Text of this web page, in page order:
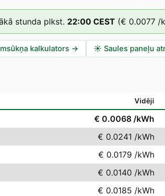
stunda plkst. 22:00 CEST (€ 0.0077 /
kalkulators → ☀️ Saules paneļu
Vidēji
€ 0.0068 /kWh
€ 0.0241 /kWh
€ 0.0179 /kWh
€ 0.0140 /kWh
€ 0.0185 /kWh